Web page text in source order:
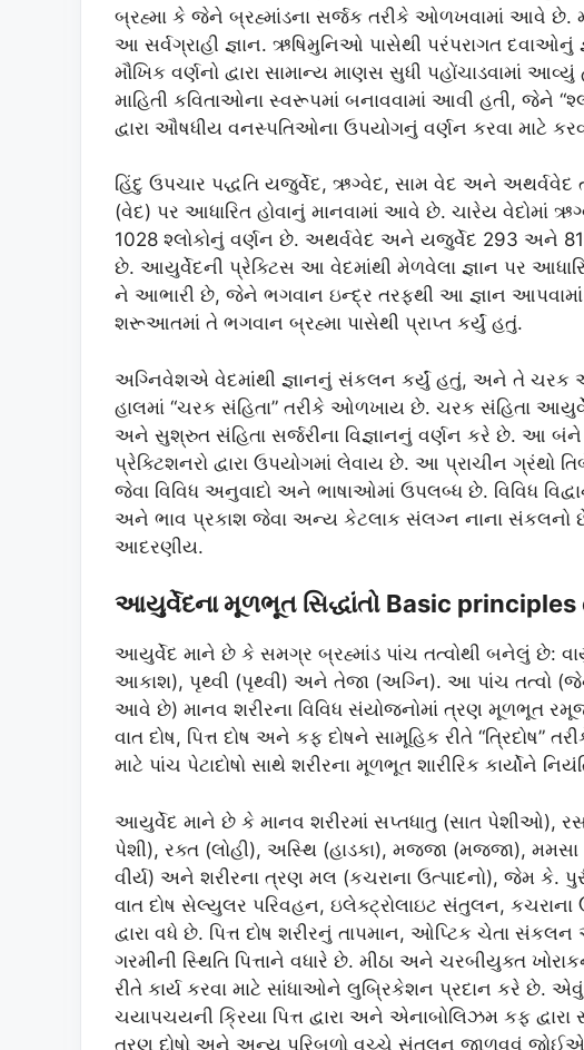
બ્રહ્મા કે જેને બ્રહ્માંડના સર્જક તરીકે ઓળખવામાં આવે છે.
આ સર્વગ્રાહી જ્ઞાન. ઋષિમુનિઓ પાસેથી પરંપરાગત દવાઓનું
મૌખિક વર્ણનો દ્વારા સામાન્ય માણસ સુધી પહોંચાડવામાં
માહિતી કવિતાઓના સ્વરૂપમાં બનાવવામાં આવી હતી, જેને
દ્વારા ઔષધીય વનસ્પતિઓના ઉપયોગનું વર્ણન કરવા માટે
હિંદુ ઉપચાર પદ્ધતિ યજુર્વેદ, ઋગ્વેદ, સામ વેદ અને અથર્વવેદ
(વેદ) પર આધારિત હોવાનું માનવામાં આવે છે. ચારેય વેદોમાં
1028 શ્લોકોનું વર્ણન છે. અથર્વવેદ અને યજુર્વેદ 293 અને
છે. આયુર્વેદની પ્રેક્ટિસ આ વેદમાંથી મેળવેલા જ્ઞાન પર
ને આભારી છે, જેને ભગવાન ઇન્દ્ર તરફથી આ જ્ઞાન
શરૂઆતમાં તે ભગવાન બ્રહ્મા પાસેથી પ્રાપ્ત કર્યું હતું.
અગ્નિવેશએ વેદમાંથી જ્ઞાનનું સંકલન કર્યું હતું, અને તે ચરક
હાલમાં “ચરક સંહિતા” તરીકે ઓળખાય છે. ચરક સંહિતા
અને સુશ્રુત સંહિતા સર્જરીના વિજ્ઞાનનું વર્ણન કરે છે. આ
પ્રેક્ટિશનરો દ્વારા ઉપયોગમાં લેવાય છે. આ પ્રાચીન ગ્રંથો
જેવા વિવિધ અનુવાદો અને ભાષાઓમાં ઉપલબ્ધ છે. વિવિધ
અને ભાવ પ્રકાશ જેવા અન્ય કેટલાક સંલગ્ન નાના સંકલનો છે,
આદરણીય.
આયુર્વેદના મૂળભૂત સિદ્ધાંતો Basic
આયુર્વેદ માને છે કે સમગ્ર બ્રહ્માંડ પાંચ તત્વોથી બનેલું છે:
આકાશ), પૃથ્વી (પૃથ્વી) અને તેજા (અગ્નિ). આ પાંચ તત્વો
આવે છે) માનવ શરીરના વિવિધ સંયોજનોમાં ત્રણ મૂળભૂત
વાત દોષ, પિત્ત દોષ અને કફ દોષને સામૂહિક રીતે
માટે પાંચ પેટાદોષો સાથે શરીરના મૂળભૂત શારીરિક કાર્યોને
આયુર્વેદ માને છે કે માનવ શરીરમાં સપ્તધાતુ (સાત પેશીઓ),
પેશી), રક્ત (લોહી), અસ્થિ (હાડકા), મજ્જા (મજ્જા),
વીર્ય) અને શરીરના ત્રણ મલ (કચરાના ઉત્પાદનો), જેમ કે.
વાત દોષ સેલ્યુલર પરિવહન, ઇલેક્ટ્રોલાઇટ સંતુલન,
દ્વારા વધે છે. પિત્ત દોષ શરીરનું તાપમાન, ઓપ્ટિક ચેતા
ગરમીની સ્થિતિ પિત્તાને વધારે છે. મીઠા અને ચરબીયુક્ત
રીતે કાર્ય કરવા માટે સાંધાઓને લુબ્રિકેશન પ્રદાન કરે છે.
ચયાપચયની ક્રિયા પિત્ત દ્વારા અને એનાબોલિઝમ કફ
ત્રણ દોષો અને અન્ય પરિબળો વચ્ચે સંતુલન જાળવવું